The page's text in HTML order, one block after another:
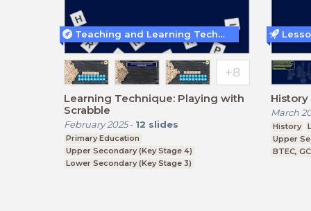
Learning Technique: Playing with
Scrabble
February 2025- 12 slides
Primary Education
Upper Secondary (Key Stage 4)
Lower Secondary (Key Stage 3)
Teaching and Learning Techniques
History
March
History
Upper
BTEC,